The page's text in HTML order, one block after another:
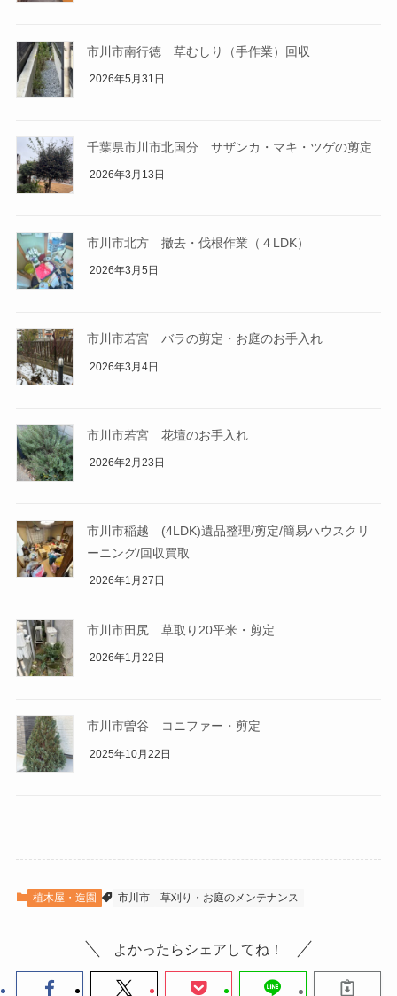
市川市南行徳 草むしり（手作業）回収
2026年5月31日
千葉県市川市北国分 サザンカ・マキ・ツゲの剪定
2026年3月13日
市川市北方 撤去・伐根作業（４LDK）
2026年3月5日
市川市若宮 バラの剪定・お庭のお手入れ
2026年3月4日
市川市若宮 花壇のお手入れ
2026年2月23日
市川市稲越 (4LDK)遺品整理/剪定/簡易ハウスクリ
ーニング/回収買取
2026年1月27日
市川市田尻 草取り20平米・剪定
2026年1月22日
市川市曽谷 コニファー・剪定
2025年10月22日
植木屋・造園 市川市 草刈り・お庭のメンテナンス
よかったらシェアしてね！